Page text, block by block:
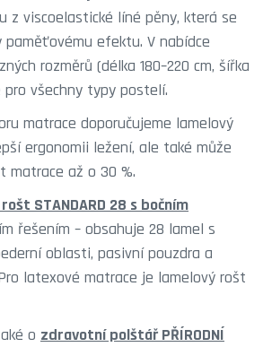
z viscoelastické líné pěny, která se
efektu. V nabídce
rozměrů (délka 180–220 cm, šířka
pro všechny typy postelí.
matrace doporučujeme lamelový
ergonomii ležení, ale také může
až o 30 %.
STANDARD 28 s bočním
řešením – obsahuje 28 lamel s
oblasti, pasivní pouzdra a
latexové matrace je lamelový rošt
o zdravotní polštář PŘÍRODNÍ